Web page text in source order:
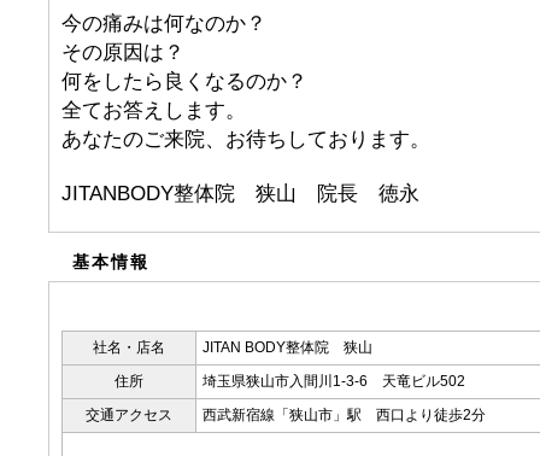
今の痛みは何なのか？
その原因は？
何をしたら良くなるのか？
全てお答えします。
あなたのご来院、お待ちしております。
JITANBODY整体院 狭山 院長 徳永
基本情報
社名・店名
JITAN BODY整体院 狭山
住所
埼玉県狭山市入間川1-3-6 天竜ビル502
交通アクセス
西武新宿線「狭山市」駅 西口より徒歩2分